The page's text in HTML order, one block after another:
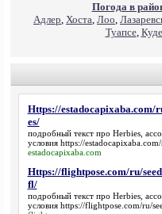
Погода в
Адлер, Хоста, Лоо,
Туапсе,
Https://estadocapixaba.com/
es/
подробный текст про Herbies,
условия https://
estadocapixaba.com
Https://flightpose.com/ru/
fl/
подробный текст про Herbies,
условия https://flightpose.com/ru/